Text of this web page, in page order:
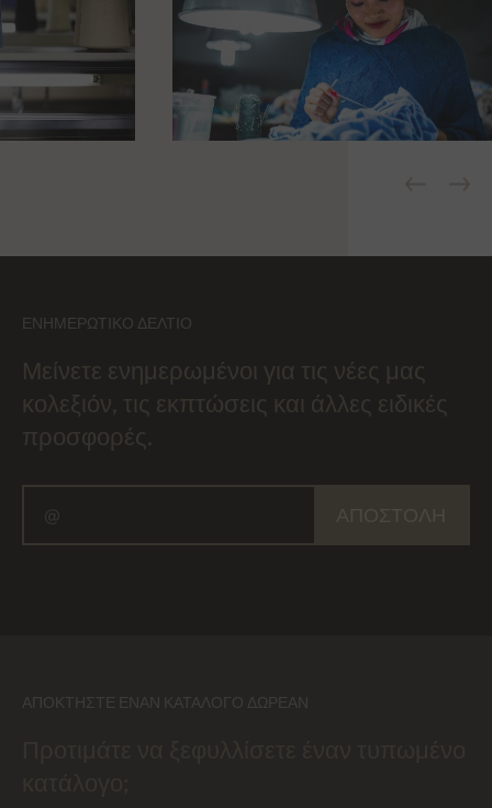
ΕΝΗΜΕΡΩΤΙΚΌ ΔΕΛΤΊΟ
Μείνετε ενημερωμένοι για τις νέες μας
κολεξιόν, τις εκπτώσεις και άλλες ειδικές
προσφορές.
ΑΠΟΚΤΉΣΤΕ ΈΝΑΝ ΚΑΤΆΛΟΓΟ ΔΩΡΕΆΝ